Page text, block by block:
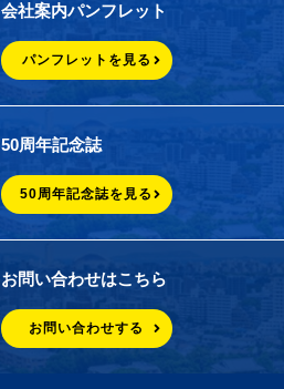
会社案内パンフレット
パンフレットを見る
50周年記念誌
50周年記念誌を見る
お問い合わせはこちら
お問い合わせする